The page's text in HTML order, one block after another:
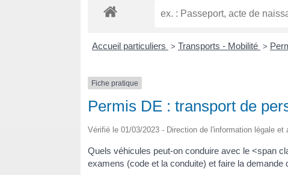
Accueil particuliers > Transports - Mobilité >
Fiche pratique
Permis DE : transport de
Vérifié le 01/03/2023 - Direction de l'information légale
Quels véhicules peut-on conduire avec le <span
examens (code et la conduite) et faire la